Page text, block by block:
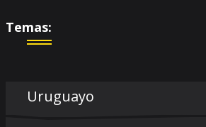
Temas:
Uruguayo